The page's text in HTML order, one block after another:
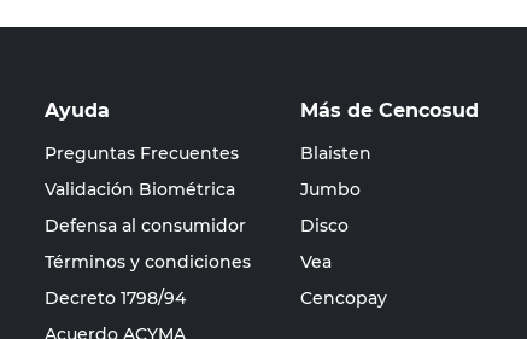
Ayuda
Preguntas Frecuentes
Validación Biométrica
Defensa al consumidor
Términos y condiciones
Decreto 1798/94
Acuerdo ACYMA
Más de Cencosud
Blaisten
Jumbo
Disco
Vea
Cencopay